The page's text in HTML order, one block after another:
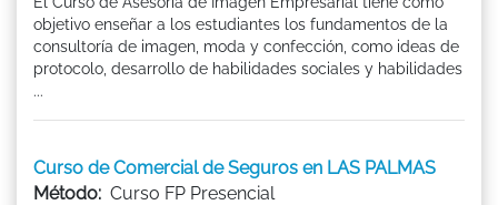
objetivo enseñar a los estudiantes los fundamentos de la
consultoría de imagen, moda y confección, como ideas de
protocolo, desarrollo de habilidades sociales y habilidades
...
Curso de Comercial de Seguros en LAS PALMAS
Método: Curso FP Presencial